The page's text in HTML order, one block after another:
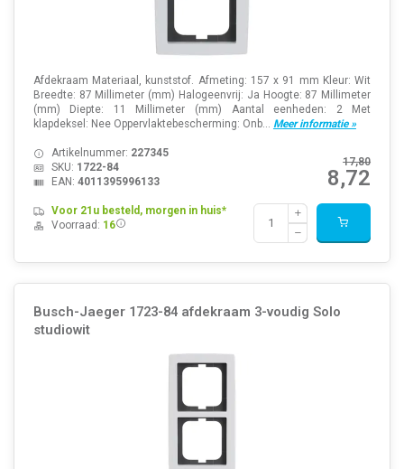
Afdekraam Materiaal, kunststof. Afmeting: 157 x 91 mm Kleur: Wit
Breedte: 87 Millimeter (mm) Halogeenvrij: Ja Hoogte: 87 Millimeter
(mm) Diepte: 11 Millimeter (mm) Aantal eenheden: 2 Met
klapdeksel: Nee Oppervlaktebescherming: Onb... Meer informatie »
17,80
8,72
Artikelnummer: 227345
SKU: 1722-84
EAN: 4011395996133
Voor 21u besteld, morgen in huis*
Voorraad: 16
Busch-Jaeger 1723-84 afdekraam 3-voudig Solo
studiowit